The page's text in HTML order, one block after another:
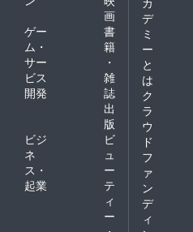
画
ゲー
ム・
サー
ビス
開発
書
籍
・
雑
誌
出
版
ビジ
ネ
ス・
起業
ビ
ュ
ー
テ
ィ
ー
デ
ミ
ー
と
は
ク
ラ
ウ
ド
フ
ァ
ン
デ
ィ